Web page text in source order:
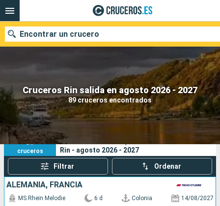
Cruceros Rin salida en agosto 2026 - 2027
89 cruceros encontrados
Encontrar un crucero
Nuestros destinos
Fecha de salida
Puertos Compañías
Buscar
89
cruceros
Sus criterios de búsqueda:
Rin - agosto 2026 - 2027
Filtrar Ordenar
ALEMANIA, FRANCIA
MS Rhein Melodie 6 d Colonia 14/08/2027